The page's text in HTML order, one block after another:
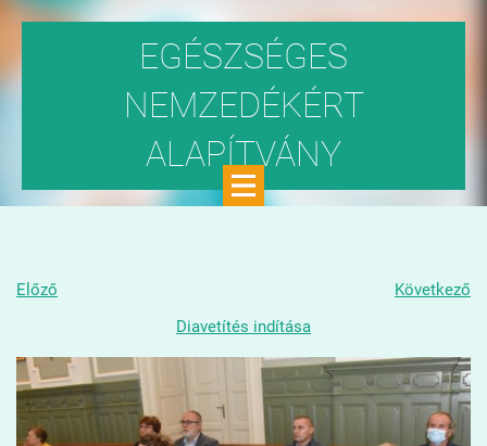
EGÉSZSÉGES
NEMZEDÉKÉRT
ALAPÍTVÁNY
Előző
Következő
Diavetítés indítása